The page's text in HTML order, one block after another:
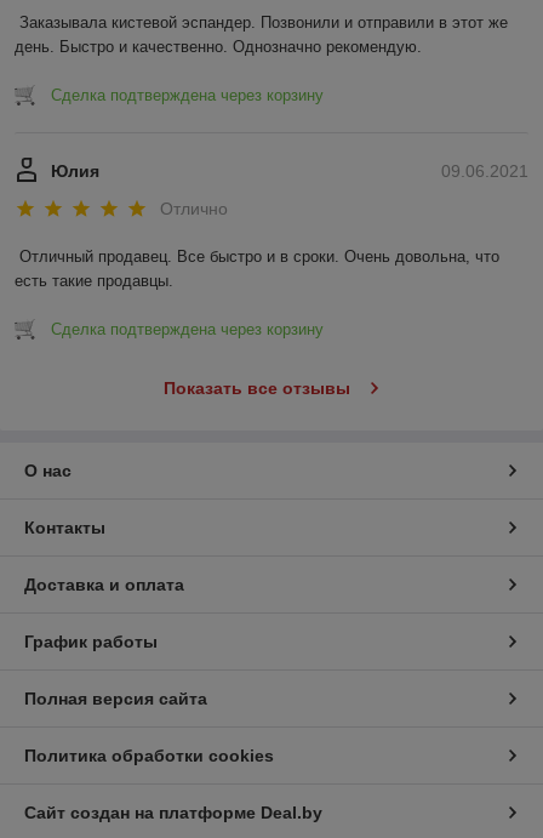
Заказывала кистевой эспандер. Позвонили и отправили в этот же
день. Быстро и качественно. Однозначно рекомендую.
Сделка подтверждена через корзину
09.06.2021
Юлия
Отлично
Отличный продавец. Все быстро и в сроки. Очень довольна, что
есть такие продавцы.
Сделка подтверждена через корзину
Показать все отзывы
О нас
Контакты
Доставка и оплата
График работы
Полная версия сайта
Политика обработки cookies
Сайт создан на платформе Deal.by